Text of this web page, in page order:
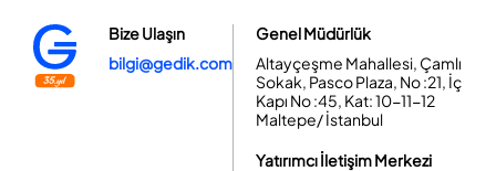
Bize Ulaşın
bilgi@gedik.com
Genel Müdürlük
Altayçeşme Mahallesi, Çamlı
Sokak, Pasco Plaza, No :21, İç
Kapı No :45, Kat: 10-11-12
Maltepe/ İstanbul
Yatırımcı İletişim Merkezi